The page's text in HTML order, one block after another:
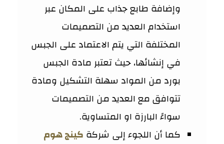
وإضافة طابع جذاب على المكان عبر
استخدام العديد من التصميمات
المختلفة التي يتم الاعتماد على الجبس
في إنشائها، حيث تعتبر مادة الجبس
بورد من المواد سهلة التشكيل ومادة
تتوافق مع العديد من التصميمات
سواءً البارزة او المتساوية.
كما أن اللجوء إلى شركة كينج هوم